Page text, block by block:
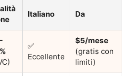
Italiano Da
✅
Eccellente
$5/mese
(gratis con
limiti)